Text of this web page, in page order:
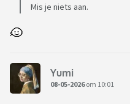
Mis je niets aan.
Yumi
08-05-2026om 10:01